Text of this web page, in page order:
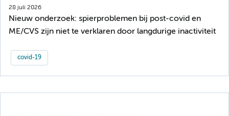
28 juli 2026
Nieuw onderzoek: spierproblemen bij post-covid en
ME/CVS zijn niet te verklaren door langdurige inactiviteit
covid-19